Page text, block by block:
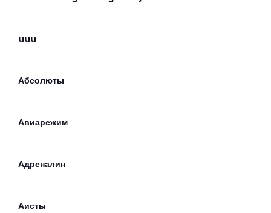
uuu
Абсолюты
Авиарежим
Адреналин
Аисты